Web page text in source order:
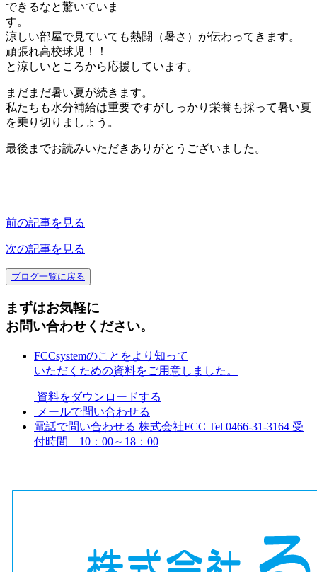
できるなと驚いていま
す。
涼しい部屋で見ていても熱闘（暑さ）が伝わってきます。
頑張れ高校球児！！
と涼しいところから応援しています。
まだまだ暑い夏が続きます。
私たちも水分補給は重要ですがしっかり栄養も採って暑い夏
を乗り切りましょう。
最後までお読みいただきありがとうございました。
前の記事を見る
次の記事を見る
ブログ一覧に戻る
まずはお気軽に
お問い合わせください。
FCCsystemのことをより知って
いただくための資料をご用意しました。
資料をダウンロードする
メールで問い合わせる
電話で問い合わせる 株式会社FCC Tel 0466-31-3164 受
付時間 10：00～18：00